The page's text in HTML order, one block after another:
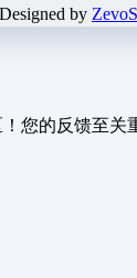
Designed by
您的反馈至关